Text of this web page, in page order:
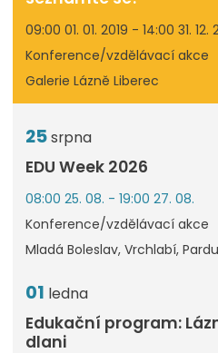
09:00 01. 01. 2019 - 14:00 31. 12.
Konference/vzdělávací akce
Galerie Lázně Liberec
25srpna
EDU Week 2026
08:00 25. 08. - 19:00 27. 08.
Konference/vzdělávací akce
Mladá Boleslav, Vrchlabí,
01 ledna
Edukační program:
dlani